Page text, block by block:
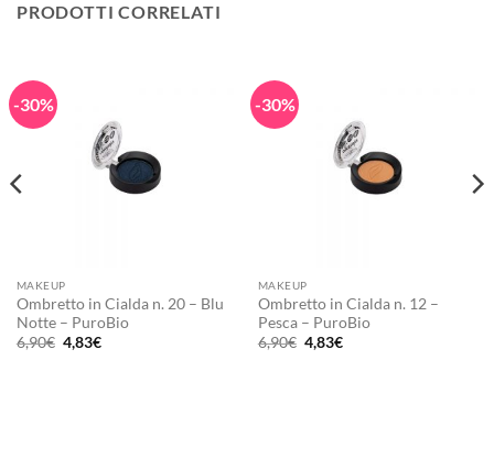
PRODOTTI CORRELATI
-30%
MAKEUP
Ombretto in Cialda n. 20 – Blu
Notte – PuroBio
6,90€ Il
prezzo
4,83€Il
-30%
MAKEUP
Ombretto in Cialda n. 12 –
Pesca – PuroBio
6,90€ Il
prezzo
4,83€Il